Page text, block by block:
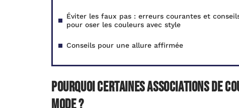
Éviter les faux pas : erreurs courantes et
pour oser les couleurs avec style
Conseils pour une allure affirmée
Pourquoi certaines associations de